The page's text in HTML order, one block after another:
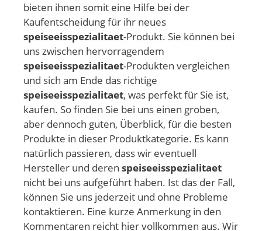
bieten ihnen somit eine Hilfe bei der
Kaufentscheidung für ihr neues
speiseeisspezialitaet-Produkt. Sie können bei
uns zwischen hervorragendem
speiseeisspezialitaet-Produkten vergleichen
und sich am Ende das richtige
speiseeisspezialitaet, was perfekt für Sie ist,
kaufen. So finden Sie bei uns einen groben,
aber dennoch guten, Überblick, für die besten
Produkte in dieser Produktkategorie. Es kann
natürlich passieren, dass wir eventuell
Hersteller und deren speiseeisspezialitaet
nicht bei uns aufgeführt haben. Ist das der Fall,
können Sie uns jederzeit und ohne Probleme
kontaktieren. Eine kurze Anmerkung in den
Kommentaren reicht hier vollkommen aus. Wir